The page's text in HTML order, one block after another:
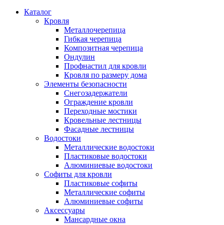
Каталог
Кровля
Металлочерепица
Гибкая черепица
Композитная черепица
Ондулин
Профнастил для кровли
Кровля по размеру дома
Элементы безопасности
Снегозадержатели
Ограждение кровли
Переходные мостики
Кровельные лестницы
Фасадные лестницы
Водостоки
Металлические водостоки
Пластиковые водостоки
Алюминиевые водостоки
Софиты для кровли
Пластиковые софиты
Металлические софиты
Алюминиевые софиты
Аксессуары
Мансардные окна